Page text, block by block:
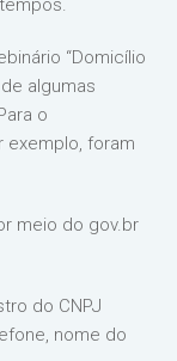
“Domicílio
algumas
o
exemplo, foram
meio do gov.br
do CNPJ
nome do